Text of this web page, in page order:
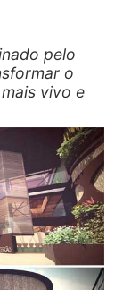
pelo
o
vivo e